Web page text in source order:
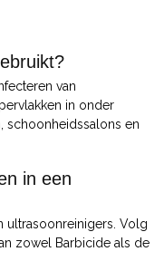
van
in onder
schoonheidssalons en
in een
ultrasoonreinigers. Volg
zowel Barbicide als de